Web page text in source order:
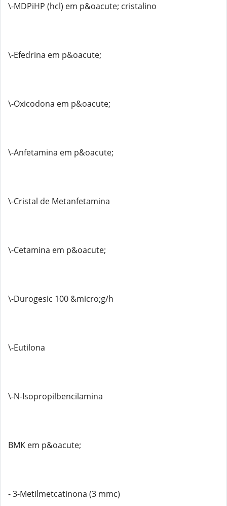
\-MDPiHP (hcl) em p&oacute; cristalino
\-Efedrina em p&oacute;
\-Oxicodona em p&oacute;
\-Anfetamina em p&oacute;
\-Cristal de Metanfetamina
\-Cetamina em p&oacute;
\-Durogesic 100 &micro;g/h
\-Eutilona
\-N-Isopropilbencilamina
BMK em p&oacute;
- 3-Metilmetcatinona (3 mmc)